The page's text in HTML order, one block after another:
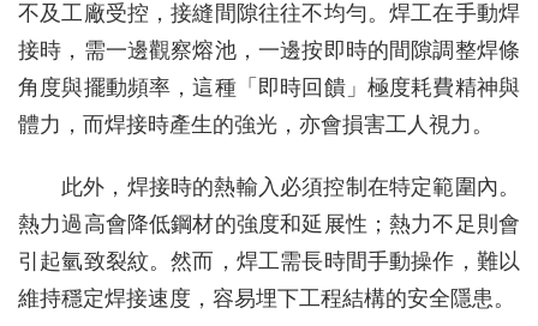
不及工廠受控，接縫間隙往往不均勻。焊工在手動焊
接時，需一邊觀察熔池，一邊按即時的間隙調整焊條
角度與擺動頻率，這種「即時回饋」極度耗費精神與
體力，而焊接時產生的強光，亦會損害工人視力。
此外，焊接時的熱輸入必須控制在特定範圍內。
熱力過高會降低鋼材的強度和延展性；熱力不足則會
引起氫致裂紋。然而，焊工需長時間手動操作，難以
維持穩定焊接速度，容易埋下工程結構的安全隱患。